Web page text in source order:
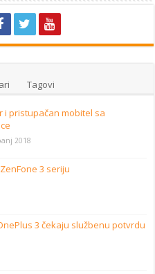
Tagovi
i pristupačan mobitel sa
2018
3 seriju
3 čekaju službenu potvrdu